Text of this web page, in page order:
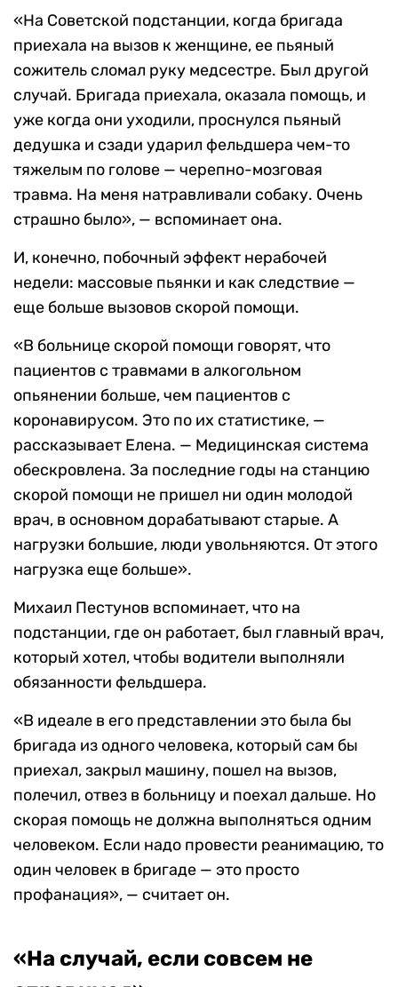
«На Советской подстанции, когда бригада
приехала на вызов к женщине, ее пьяный
сожитель сломал руку медсестре. Был другой
случай. Бригада приехала, оказала помощь, и
уже когда они уходили, проснулся пьяный
дедушка и сзади ударил фельдшера чем-то
тяжелым по голове — черепно-мозговая
травма. На меня натравливали собаку. Очень
страшно было», — вспоминает она.
И, конечно, побочный эффект нерабочей
недели: массовые пьянки и как следствие —
еще больше вызовов скорой помощи.
«В больнице скорой помощи говорят, что
пациентов с травмами в алкогольном
опьянении больше, чем пациентов с
коронавирусом. Это по их статистике, —
рассказывает Елена. — Медицинская система
обескровлена. За последние годы на станцию
скорой помощи не пришел ни один молодой
врач, в основном дорабатывают старые. А
нагрузки большие, люди увольняются. От этого
нагрузка еще больше».
Михаил Пестунов вспоминает, что на
подстанции, где он работает, был главный врач,
который хотел, чтобы водители выполняли
обязанности фельдшера.
«В идеале в его представлении это была бы
бригада из одного человека, который сам бы
приехал, закрыл машину, пошел на вызов,
полечил, отвез в больницу и поехал дальше. Но
скорая помощь не должна выполняться одним
человеком. Если надо провести реанимацию, то
один человек в бригаде — это просто
профанация», — считает он.
«На случай, если совсем не